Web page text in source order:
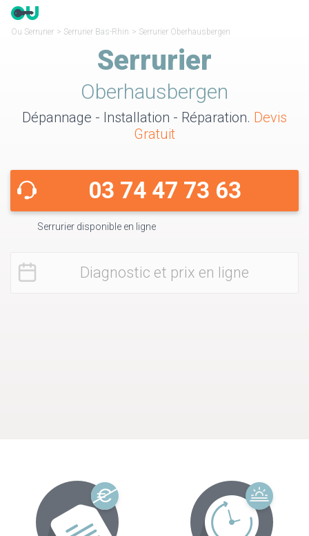
Ou Serrurier > Serrurier Bas-Rhin > Serrurier Oberhausbergen
Serrurier
Oberhausbergen
Dépannage - Installation - Réparation. Devis
Gratuit
03 74 47 73 63
Serrurier disponible en ligne
Diagnostic et prix en ligne